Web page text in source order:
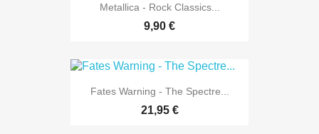
Metallica - Rock Classics...
9,90 €
Fates Warning - The Spectre...
21,95 €